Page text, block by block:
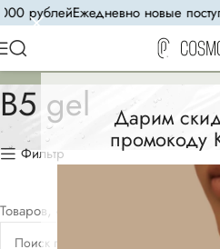
Дарим
промокоду
рублейЕжедневно новые
B5 gel
Фильтр
Товаров, соответствующих вашему